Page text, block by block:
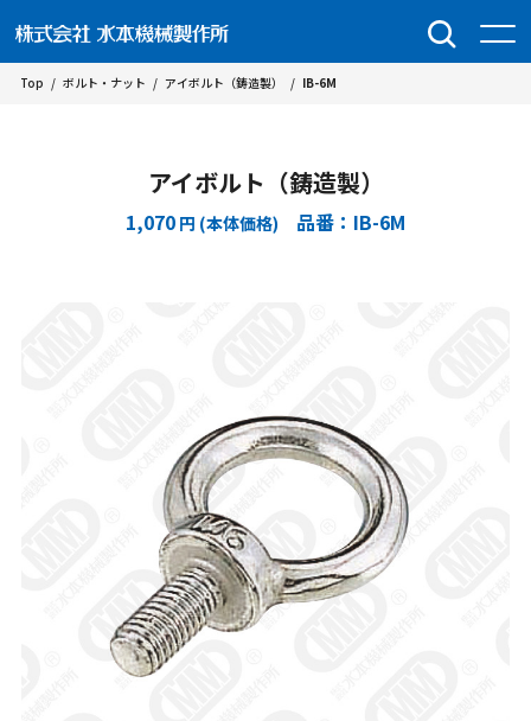
Top / ボルト・ナット / アイボルト（鋳造製） / IB-6M
アイボルト（鋳造製）
1,070 円 (本体価格) 品番：IB-6M